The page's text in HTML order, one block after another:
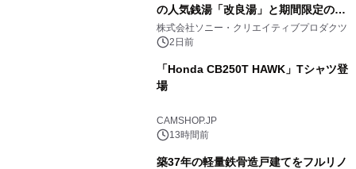
の人気銭湯「改良湯」と期間限定のコ
ラボレーション サウナイキタイコラ
ボグッズも発売決定！
株式会社ソニー・クリエイティブプロダクツ
2日前
「Honda CB250T HAWK」Tシャツ登
場
CAMSHOP.JP
13時間前
築37年の軽量鉄骨造戸建てをフルリノ